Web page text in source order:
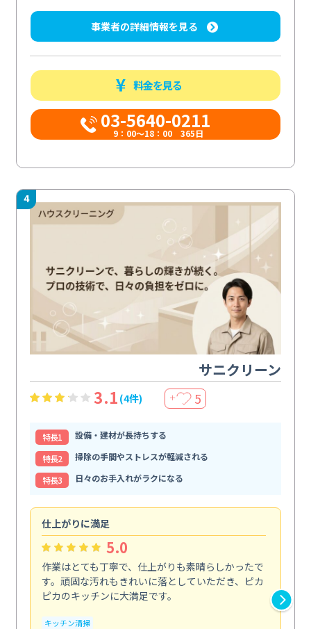
事業者の詳細情報を見る
料金を見る
03-5640-0211
9：00～18：00 365日
4
サニクリーン
3.1 (4件) ＋ 5
特⻑1
設備・建材が長持ちする
特⻑2
掃除の手間やストレスが軽減される
特⻑3
日々のお手入れがラクになる
仕上がりに満足
5.0
作業はとても丁寧で、仕上がりも素晴らしかったで
す。頑固な汚れもきれいに落としていただき、ピカ
ピカのキッチンに大満足です。
キッチン清掃